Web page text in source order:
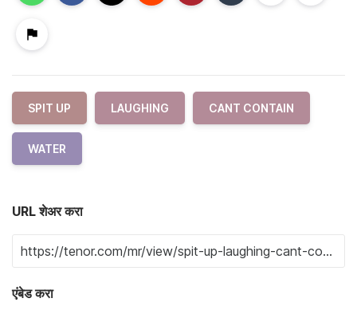
SPIT UP LAUGHING CANT CONTAIN
WATER
URL शेअर करा
एंबेड करा